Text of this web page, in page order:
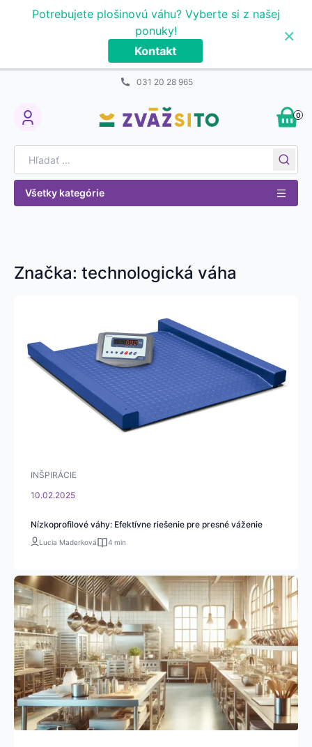
Potrebujete plošinovú váhu? Vyberte si z našej
ponuky!
Kontakt
×
031 20 28 965
My Account
0
Všetky kategórie
Značka: technologická váha
INŠPIRÁCIE
10.02.2025
Nízkoprofilové váhy: Efektívne riešenie pre presné váženie
Lucia Maderková 4 min